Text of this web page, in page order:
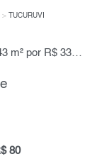
TUCURUVI
Apartamento, 2 Quartos à Venda, Tucuruvi, 43 m² por R$ 330.000,00
80